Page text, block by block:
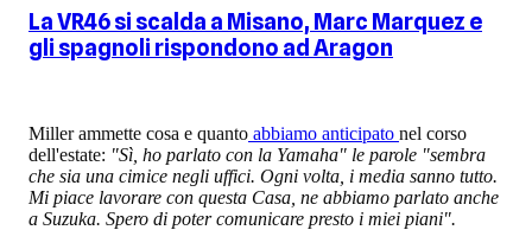
La VR46 si scalda a Misano, Marc Marquez e
gli spagnoli rispondono ad Aragon
Miller ammette cosa e quanto abbiamo anticipato nel corso
dell'estate: "Sì, ho parlato con la Yamaha" le parole "sembra
che sia una cimice negli uffici. Ogni volta, i media sanno tutto.
Mi piace lavorare con questa Casa, ne abbiamo parlato anche
a Suzuka. Spero di poter comunicare presto i miei piani".